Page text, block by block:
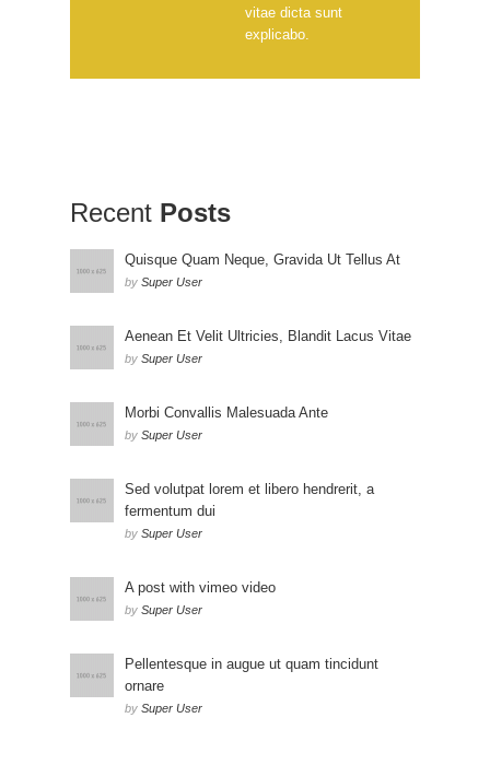
vitae dicta sunt
explicabo.
Recent Posts
Quisque Quam Neque, Gravida Ut Tellus At
by Super User
Aenean Et Velit Ultricies, Blandit Lacus Vitae
by Super User
Morbi Convallis Malesuada Ante
by Super User
Sed volutpat lorem et libero hendrerit, a
fermentum dui
by Super User
A post with vimeo video
by Super User
Pellentesque in augue ut quam tincidunt
ornare
by Super User